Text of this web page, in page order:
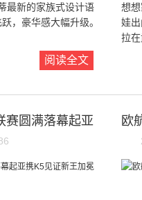
最新的家族式设计语
，豪华感大幅升级。
阅读全文
想
娃
拉
赛圆满落幕起亚 欧